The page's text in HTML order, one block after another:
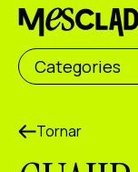
Productora
Productora
Categories
Tornar